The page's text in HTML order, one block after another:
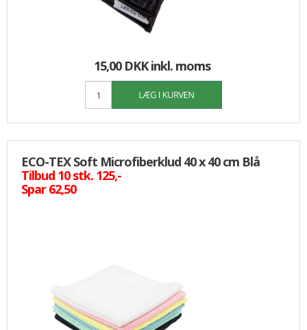
15,00 DKKinkl. moms
ECO-TEX Soft Microfiberklud 40 x 40 cm Blå
Tilbud 10 stk. 125,-
Spar 62,50